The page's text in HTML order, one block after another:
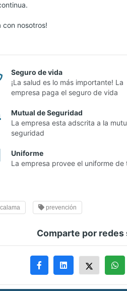
con nosotros!
Seguro de vida
¡La salud es lo más importante! La
empresa paga el seguro de vida
Mutual de Seguridad
La empresa esta adscrita a la
seguridad
Uniforme
La empresa provee el uniforme de
calama prevención
Comparte por redes